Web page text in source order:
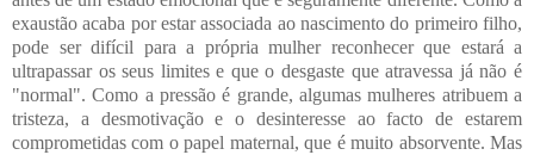
exaustão acaba por estar associada ao nascimento do primeiro filho,
pode ser difícil para a própria mulher reconhecer que estará a
ultrapassar os seus limites e que o desgaste que atravessa já não é
"normal". Como a pressão é grande, algumas mulheres atribuem a
tristeza, a desmotivação e o desinteresse ao facto de estarem
comprometidas com o papel maternal, que é muito absorvente. Mas